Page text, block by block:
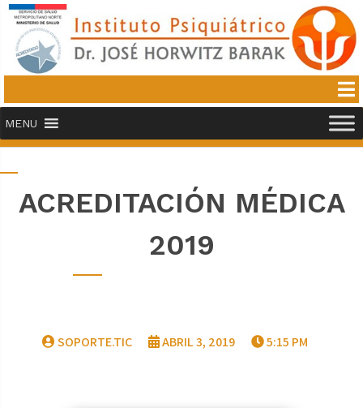
MENU
ACREDITACIÓN MÉDICA
2019
SOPORTE.TIC ABRIL 3, 2019 5:15 PM